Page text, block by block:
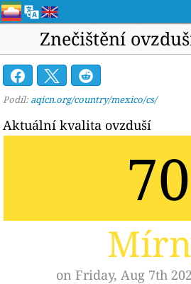
Znečištění
Podíl: aqicn.org/country/mexico/cs/
Aktuální kvalita ovzduší
70
on Friday, Aug 7th